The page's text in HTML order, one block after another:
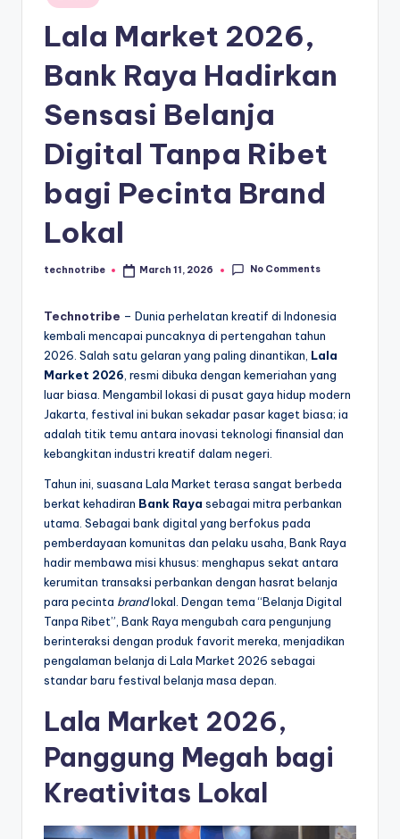
m
In
si
A
ekonomi
Indonesia
secara
cepat,
akurat,
dan
terpercaya.
in
Lala Market 2026,
Bank Raya Hadirkan
Sensasi Belanja
Digital Tanpa Ribet
bagi Pecinta Brand
Lokal
Posted
technotribe March 11, 2026 No Comments
Technotribe – Dunia perhelatan kreatif di Indonesia
kembali mencapai puncaknya di pertengahan tahun
2026. Salah satu gelaran yang paling dinantikan, Lala
Market 2026 , resmi dibuka dengan kemeriahan yang
luar biasa. Mengambil lokasi di pusat gaya hidup modern
Jakarta, festival ini bukan sekadar pasar kaget biasa; ia
adalah titik temu antara inovasi teknologi finansial dan
kebangkitan industri kreatif dalam negeri.
Tahun ini, suasana Lala Market terasa sangat berbeda
berkat kehadiran Bank Raya sebagai mitra perbankan
utama. Sebagai bank digital yang berfokus pada
pemberdayaan komunitas dan pelaku usaha, Bank Raya
hadir membawa misi khusus: menghapus sekat antara
kerumitan transaksi perbankan dengan hasrat belanja
para pecinta brandlokal. Dengan tema “Belanja Digital
Tanpa Ribet”, Bank Raya mengubah cara pengunjung
berinteraksi dengan produk favorit mereka, menjadikan
pengalaman belanja di Lala Market 2026 sebagai
standar baru festival belanja masa depan.
Lala Market 2026,
Panggung Megah bagi
Kreativitas Lokal